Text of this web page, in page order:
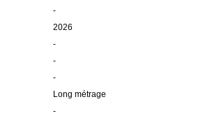
-
2026
-
-
-
Long métrage
-